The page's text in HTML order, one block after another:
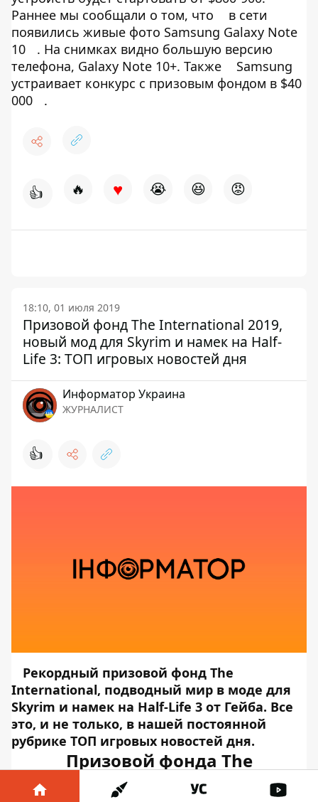
Раннее мы сообщали о том, что
в сети
появились живые фото Samsung Galaxy Note
10
. На снимках видно большую версию
телефона, Galaxy Note 10+. Также
Samsung
устраивает конкурс с призовым фондом в $40
000
.
👍 🔥 ♥ 😭 😆 😡
18:10, 01 июля 2019
Призовой фонд The International 2019,
новый мод для Skyrim и намек на Half-
Life 3: ТОП игровых новостей дня
Информатор Украина
ЖУРНАЛИСТ
👍
Рекордный призовой фонд The
International, подводный мир в моде для
Skyrim и намек на Half-Life 3 от Гейба. Все
это, и не только, в нашей постоянной
рубрике ТОП игровых новостей дня.
Призовой фонда The
International 2019